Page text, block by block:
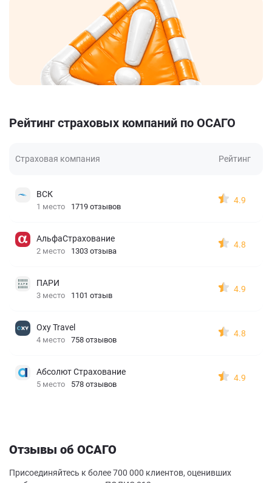
Рейтинг страховых компаний по ОСАГО
Страховая компания Рейтинг
ВСК
1 место 1719 отзывов
4.9
АльфаСтрахование
2 место 1303 отзыва
4.8
ПАРИ
3 место 1101 отзыв
4.9
Oxy Travel
4 место 758 отзывов
4.8
Абсолют Страхование
5 место 578 отзывов
4.9
Отзывы об ОСАГО
Присоединяйтесь к более 700 000 клиентов, оценивших